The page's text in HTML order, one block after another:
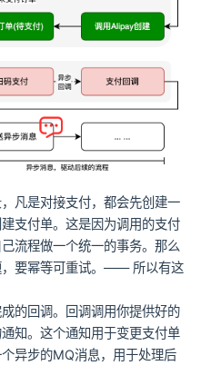
凡是对接支付，都会先创建一
支付单。这是因为调用的支付
流程做一个统一的事务。那么
，要幂等可重试。—— 所以有这
的回调。回调调用你提供好的
知。这个通知用于变更支付单
异步的MQ消息，用于处理后